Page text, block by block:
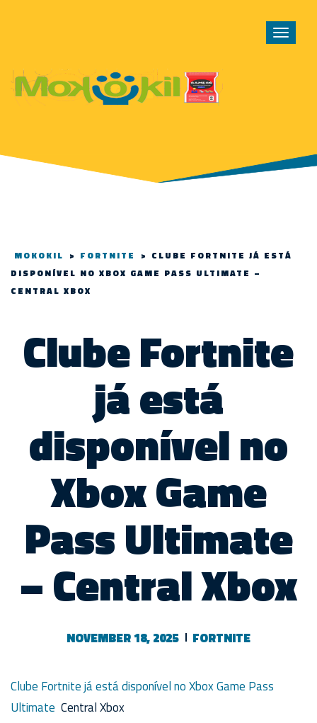
Toggle
MOKOKIL > FORTNITE > CLUBE FORTNITE JÁ ESTÁ
DISPONÍVEL NO XBOX GAME PASS ULTIMATE –
CENTRAL XBOX
Clube Fortnite
já está
disponível no
Xbox Game
Pass Ultimate
– Central Xbox
NOVEMBER 18, 2025 FORTNITE
Clube Fortnite já está disponível no Xbox Game Pass
Ultimate Central Xbox